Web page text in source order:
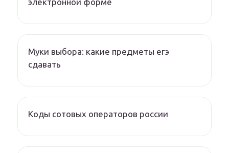
Муки выбора: какие предметы егэ
сдавать
Коды сотовых операторов россии